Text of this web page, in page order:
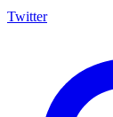
Twitter